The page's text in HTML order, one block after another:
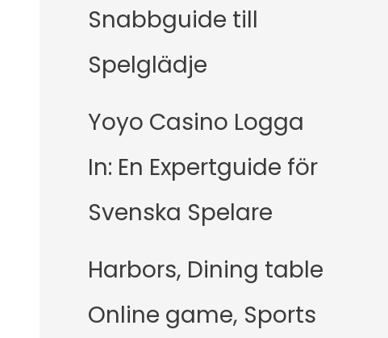
Snabbguide till
Spelglädje
Yoyo Casino Logga
In: En Expertguide för
Svenska Spelare
Harbors, Dining table
Online game, Sports